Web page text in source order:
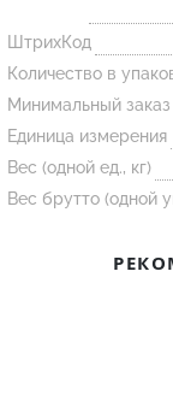
Трубка
Стержень
Пробка
Подставка
Лодочка
Контакт
ШтрихКод
Количество в
Минимальный заказ
Единица измерения
Вес (одной ед., кг)
Вес брутто (одной